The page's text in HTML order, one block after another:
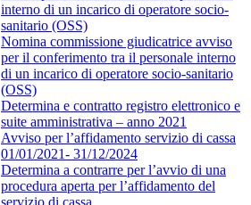
interno di un incarico di operatore socio-
sanitario (OSS)
Nomina commissione giudicatrice avviso
per il conferimento tra il personale interno
di un incarico di operatore socio-sanitario
(OSS)
Determina e contratto registro elettronico e
suite amministrativa – anno 2021
Avviso per l’affidamento servizio di cassa
01/01/2021- 31/12/2024
Determina a contrarre per l’avvio di una
procedura aperta per l’affidamento del